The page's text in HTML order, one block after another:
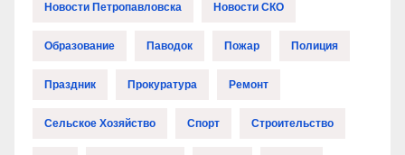
Новости Петропавловска Новости СКО
Образование Паводок Пожар Полиция
Праздник Прокуратура Ремонт
Сельское Хозяйство Спорт Строительство